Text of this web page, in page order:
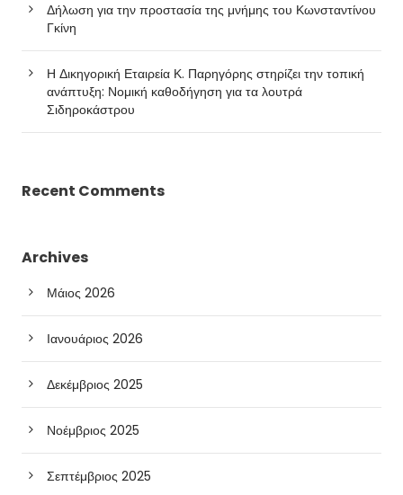
Δήλωση για την προστασία της μνήμης του Κωνσταντίνου
Γκίνη
Η Δικηγορική Εταιρεία Κ. Παρηγόρης στηρίζει την τοπική
ανάπτυξη: Νομική καθοδήγηση για τα λουτρά
Σιδηροκάστρου
Recent Comments
Archives
Μάιος 2026
Ιανουάριος 2026
Δεκέμβριος 2025
Νοέμβριος 2025
Σεπτέμβριος 2025